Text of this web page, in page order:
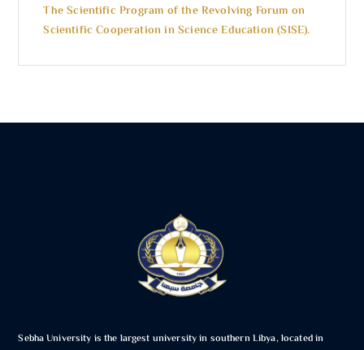
The Scientific Program of the Revolving Forum on
Scientific Cooperation in Science Education (SISE).
Sebha University is the largest university in southern Libya, located in